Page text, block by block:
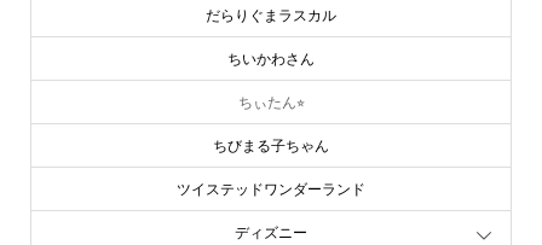
だらりぐまラスカル
ちいかわさん
ちぃたん⭐︎
ちびまる子ちゃん
ツイステッドワンダーランド
ディズニー
company info